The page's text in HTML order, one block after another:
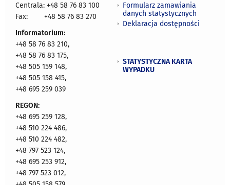
Centrala: +48 58 76 83 100
Fax:
+48 58 76 83 270
Informatorium:
+48 58 76 83 210,
+48 58 76 83 175,
+48 505 159 148,
+48 505 158 415,
+48 695 259 039
REGON:
+48 695 259 128,
+48 510 224 486,
+48 510 224 482,
+48 797 523 124,
+48 695 253 912,
+48 797 523 012,
Formularz zamawiania
danych statystycznych
Deklaracja dostępności
STATYSTYCZNA KARTA
WYPADKU